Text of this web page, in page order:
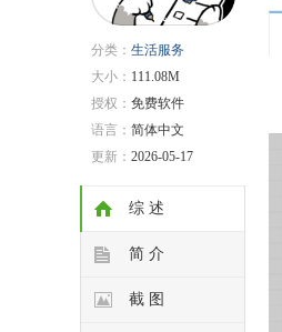
分类： 生活服务
大小： 111.08M
授权： 免费软件
语言： 简体中文
更新： 2026-05-17
综 述
简 介
截 图